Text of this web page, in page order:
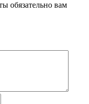
обязательно вам